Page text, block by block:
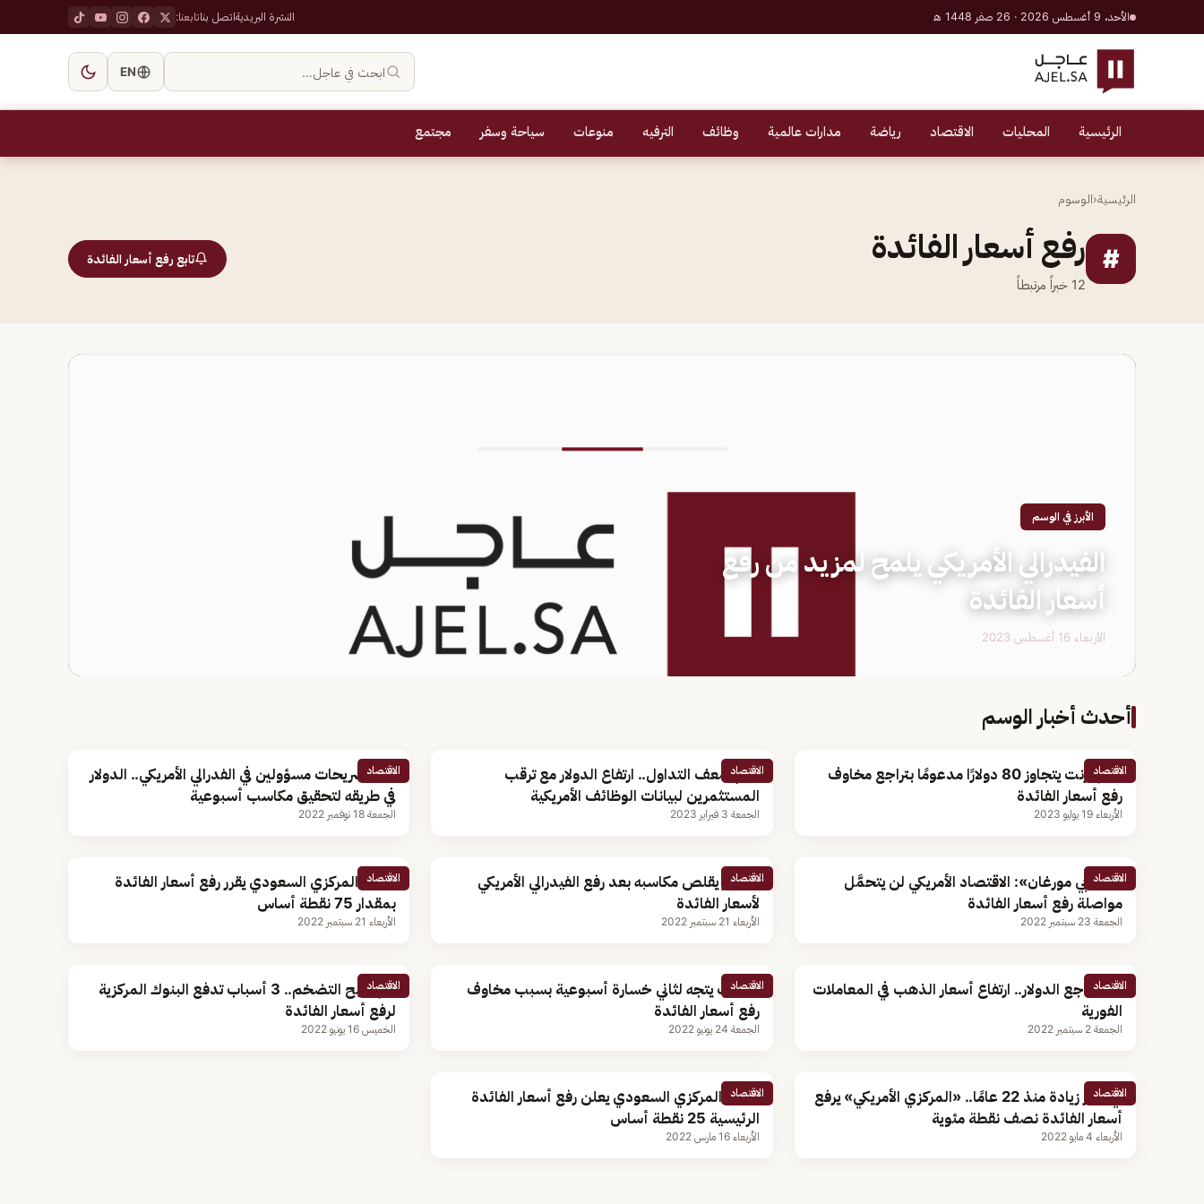
الأحد، 9 أغسطس 2026 · 26 صفر 1448 هـ النشرة البريديةاتصل بناتابعنا:
ابحث في عاجل… EN
الرئيسية المحليات الاقتصاد رياضة مدارات عالمية وظائف الترفيه منوعات سياحة وسفر مجتمع
الرئيسية‹الوسوم
# رفع أسعار الفائدة
12 خبراً مرتبطاً
تابع رفع أسعار الفائدة
الأبرز في الوسم
الفيدرالي الأمريكي يلمح لمزيد من رفع
أسعار الفائدة
الأربعاء 16 أغسطس 2023
أحدث أخبار الوسم
الاقتصاد
خام برنت يتجاوز 80 دولارًا مدعومًا بتراجع مخاوف
رفع أسعار الفائدة
الأربعاء 19 يوليو 2023
الاقتصاد
رغم ضعف التداول.. ارتفاع الدولار مع ترقب
المستثمرين لبيانات الوظائف الأمريكية
الجمعة 3 فبراير 2023
الاقتصاد
بعد تصريحات مسؤولين في الفدرالي الأمريكي.. الدولار
في طريقه لتحقيق مكاسب أسبوعية
الجمعة 18 نوفمبر 2022
الاقتصاد
«جيه بي مورغان»: الاقتصاد الأمريكي لن يتحمَّل
مواصلة رفع أسعار الفائدة
الجمعة 23 سبتمبر 2022
الاقتصاد
الدولار يقلص مكاسبه بعد رفع الفيدرالي الأمريكي
لأسعار الفائدة
الأربعاء 21 سبتمبر 2022
الاقتصاد
البنك المركزي السعودي يقرر رفع أسعار الفائدة
بمقدار 75 نقطة أساس
الأربعاء 21 سبتمبر 2022
الاقتصاد
بعد تراجع الدولار.. ارتفاع أسعار الذهب في المعاملات
الفورية
الجمعة 2 سبتمبر 2022
الاقتصاد
الذهب يتجه لثاني خسارة أسبوعية بسبب مخاوف
رفع أسعار الفائدة
الجمعة 24 يونيو 2022
الاقتصاد
منها كبح التضخم.. 3 أسباب تدفع البنوك المركزية
لرفع أسعار الفائدة
الخميس 16 يونيو 2022
الاقتصاد
في أكبر زيادة منذ 22 عامًا.. «المركزي الأمريكي» يرفع
أسعار الفائدة نصف نقطة مئوية
الأربعاء 4 مايو 2022
الاقتصاد
البنك المركزي السعودي يعلن رفع أسعار الفائدة
الرئيسية 25 نقطة أساس
الأربعاء 16 مارس 2022